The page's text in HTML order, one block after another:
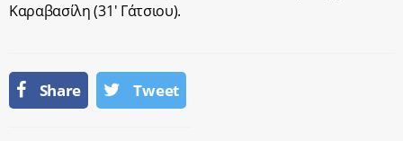
Καραβασίλη (31′ Γάτσιου).
Share Tweet